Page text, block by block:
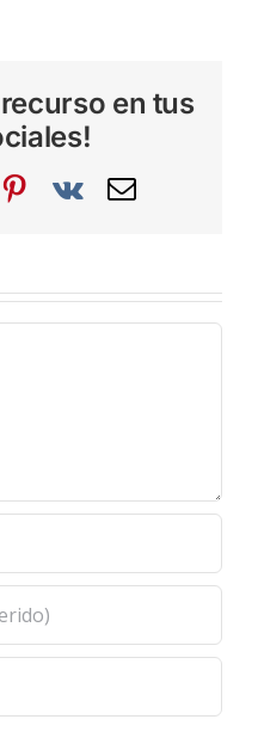
en tus
Pinterest
Vk
Correo